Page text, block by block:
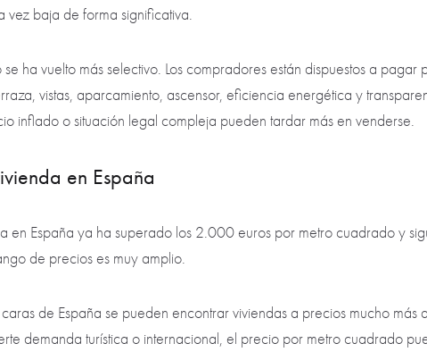
vez baja de forma significativa.
ha vuelto más selectivo. Los compradores están dispuestos a pagar
vistas, aparcamiento, ascensor, eficiencia energética y
inflado o situación legal compleja pueden tardar más en venderse.
en España
en España ya ha superado los 2.000 euros por metro cuadrado y
de precios es muy amplio.
de España se pueden encontrar viviendas a precios mucho más
demanda turística o internacional, el precio por metro cuadrado